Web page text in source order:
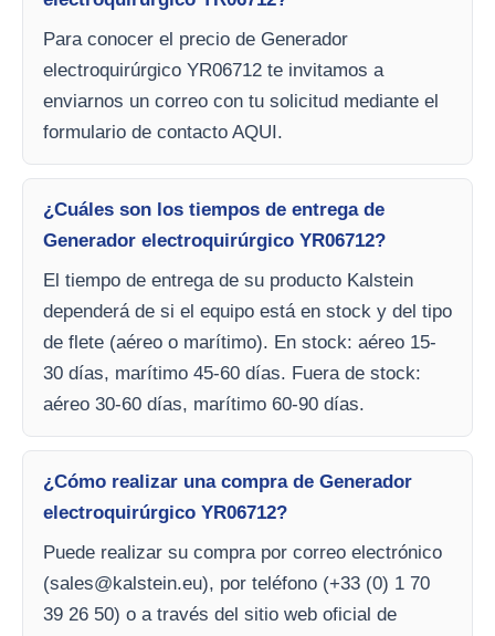
Para conocer el precio de Generador
electroquirúrgico YR06712 te invitamos a
enviarnos un correo con tu solicitud mediante el
formulario de contacto AQUI.
¿Cuáles son los tiempos de entrega de
Generador electroquirúrgico YR06712?
El tiempo de entrega de su producto Kalstein
dependerá de si el equipo está en stock y del tipo
de flete (aéreo o marítimo). En stock: aéreo 15-
30 días, marítimo 45-60 días. Fuera de stock:
aéreo 30-60 días, marítimo 60-90 días.
¿Cómo realizar una compra de Generador
electroquirúrgico YR06712?
Puede realizar su compra por correo electrónico
(sales@kalstein.eu), por teléfono (+33 (0) 1 70
39 26 50) o a través del sitio web oficial de